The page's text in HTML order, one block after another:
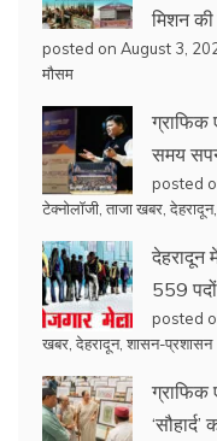
मिशन
posted on August 3,
मौसम
ग्राफिक
समय
posted
टेक्नोलॉजी ताजा खबर देहरादून,
देहरादून
559 पदों
posted
खबर देहरादून, शासन-प्रशासन
ग्राफिक